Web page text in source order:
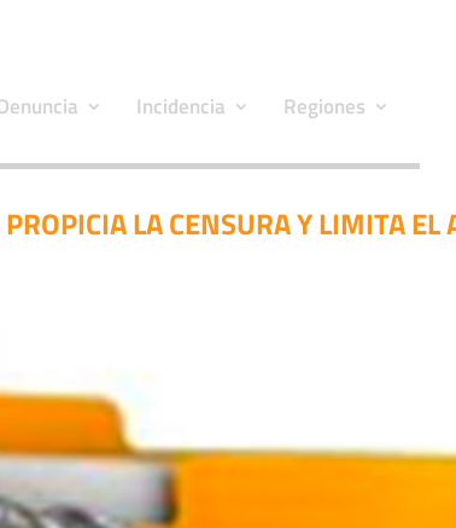
Incidencia Regiones
LA CENSURA Y LIMITA